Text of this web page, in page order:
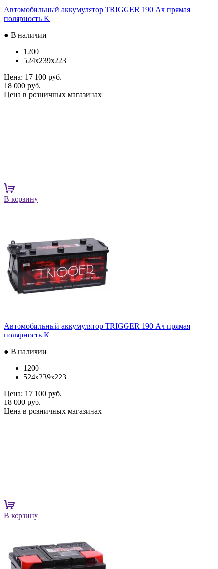
Автомобильный аккумулятор TRIGGER 190 Ач прямая
полярность K
● В наличии
1200
524x239x223
Цена: 17 100 руб.
18 000 руб.
Цена в розничных магазинах
В корзину
Автомобильный аккумулятор TRIGGER 190 Ач прямая
полярность K
● В наличии
1200
524x239x223
Цена: 17 100 руб.
18 000 руб.
Цена в розничных магазинах
В корзину